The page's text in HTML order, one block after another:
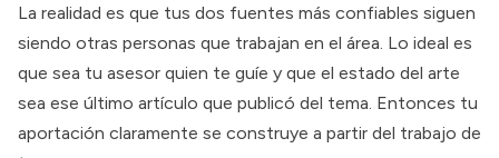
La realidad es que tus dos fuentes más confiables siguen
siendo otras personas que trabajan en el área. Lo ideal es
que sea tu asesor quien te guíe y que el estado del arte
sea ese último artículo que publicó del tema. Entonces tu
aportación claramente se construye a partir del trabajo de